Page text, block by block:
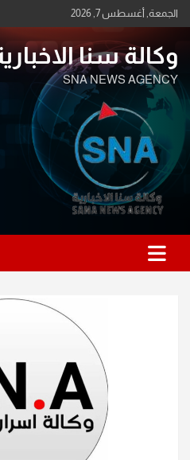
Skip
to
الجمعة, أغسطس 7, 2026
وكالة سنا
SNA NEWS AGENCY